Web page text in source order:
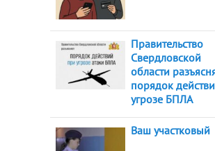
Правительство
Свердловской
области
порядок
угрозе БПЛА
Ваш участковый